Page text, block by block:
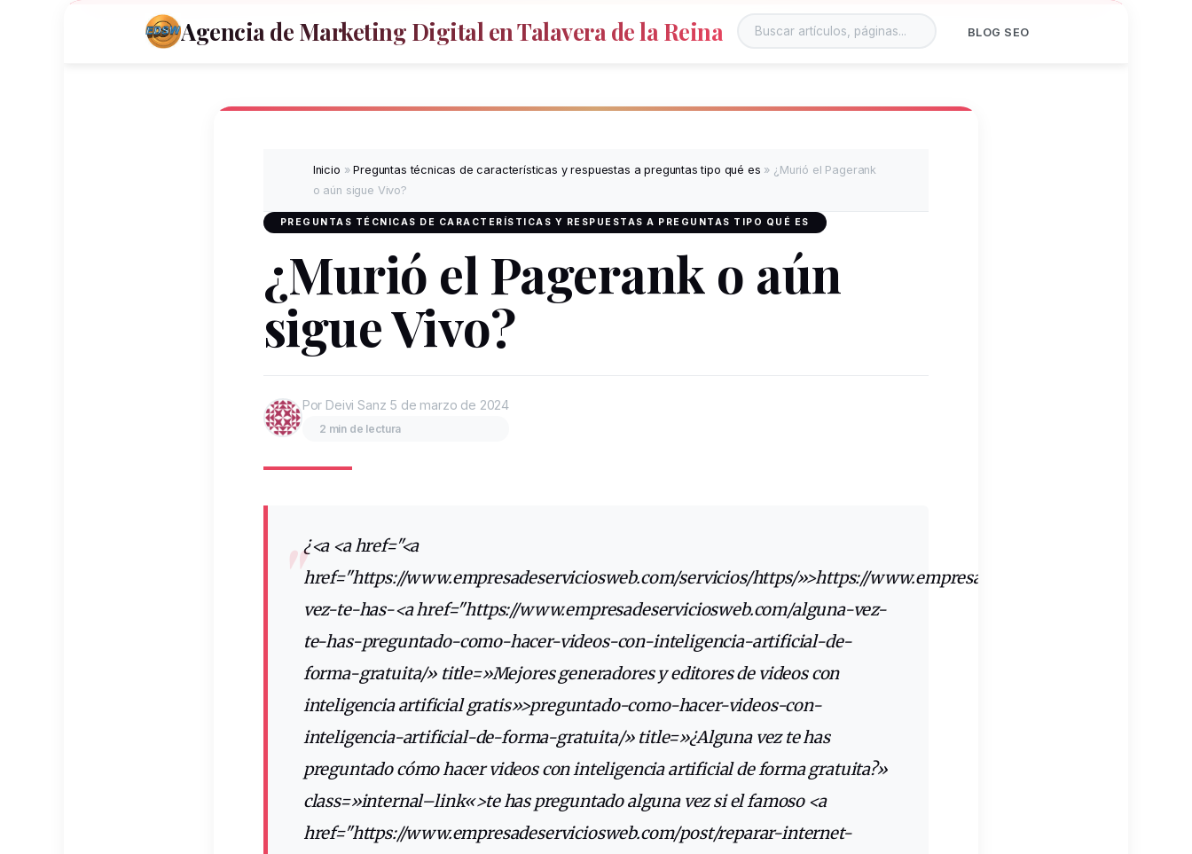
Agencia de Marketing Digital en Talavera de la Reina BLOG SEO
Inicio »Preguntas técnicas de características y respuestas a preguntas tipo qué es » ¿Murió el Pagerank
o aún sigue Vivo?
PREGUNTAS TÉCNICAS DE CARACTERÍSTICAS Y RESPUESTAS A PREGUNTAS TIPO QUÉ ES
¿Murió el Pagerank o aún
sigue Vivo?
Por Deivi Sanz 5 de marzo de 2024
2 min de lectura
¿<a <a href="<a
href="https://www.empresadeserviciosweb.com/servicios/https/»>https://www.empresadeserviciosweb.com/
vez-te-has-<a href="https://www.empresadeserviciosweb.com/alguna-vez-
te-has-preguntado-como-hacer-videos-con-inteligencia-artificial-de-
forma-gratuita/» title=»Mejores generadores y editores de videos con
inteligencia artificial gratis»>preguntado-como-hacer-videos-con-
inteligencia-artificial-de-forma-gratuita/» title=»¿Alguna vez te has
preguntado cómo hacer videos con inteligencia artificial de forma gratuita?»
class=»internal–link«>te has preguntado alguna vez si elfamoso<a
href="https://www.empresadeserviciosweb.com/post/reparar-internet-